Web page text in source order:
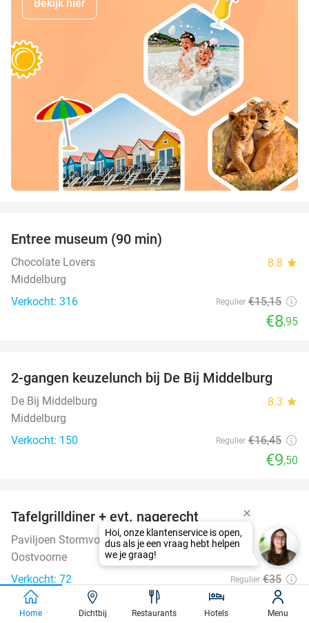
Bekijk hier
Entree museum (90 min)
Chocolate Lovers 8.8 star
Middelburg
Verkocht: 316
Regulier €15,15
€8,95
42%
2-gangen keuzelunch bij De Bij Middelburg
De Bij Middelburg 8.3 star
Middelburg
Verkocht: 150
Regulier €16,45
€9,50
Tafelgrilldiner + evt. nagerecht
Paviljoen Stormvogel 10.0star
Oostvoorne
Verkocht: 72
Regulier €35
€22
Home Dichtbij Restaurants Hotels Menu